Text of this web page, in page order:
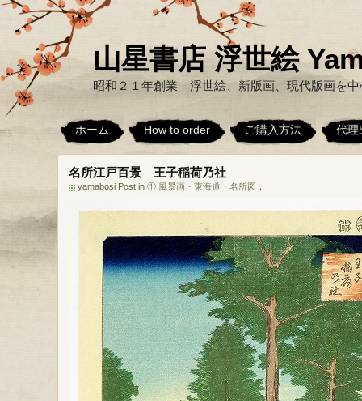
山星書店 浮世絵
昭和２１年創業 浮世絵、新版画、現代版画を
ホーム How to order ご購入方法 代理
名所江戸百景 王子稲荷乃社
yamabosi Post in ① 風景画・東海道・名所図 ，